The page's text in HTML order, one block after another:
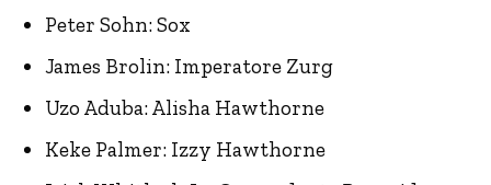
Peter Sohn: Sox
James Brolin: Imperatore Zurg
Uzo Aduba: Alisha Hawthorne
Keke Palmer: Izzy Hawthorne